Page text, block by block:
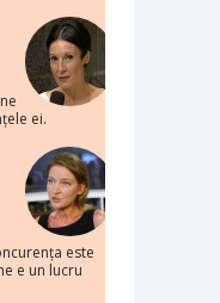
ei.
este
e un lucru